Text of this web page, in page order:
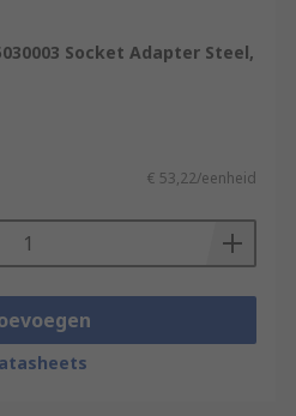
Socket Adapter Steel,
€ 53,22/eenheid